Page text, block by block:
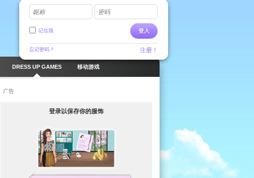
昵称 密码
登入
记住我
忘记密码？ 注册！
DRESS UP GAMES 移动游戏
广告
登录以保存你的服饰